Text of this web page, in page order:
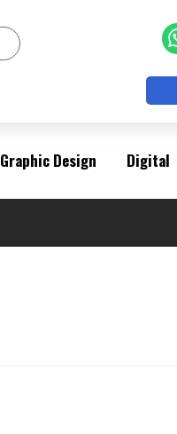
Graphic Design Digital